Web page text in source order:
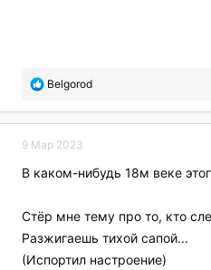
П
б
а
о
а
и
л
Belgorod
9 Мар 2023
В каком-нибудь 18м веке
Стёр мне тему про то, кто
Разжигаешь тихой сапой...
(Испортил настроение)